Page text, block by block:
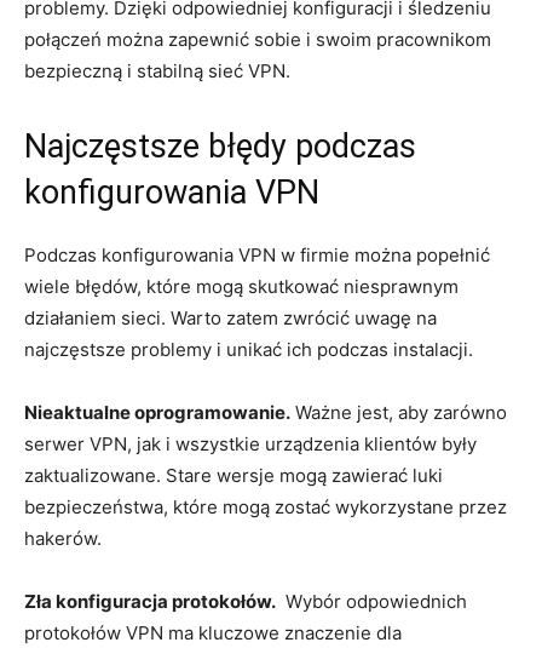
⁢problemy. Dzięki ⁢odpowiedniej konfiguracji ​i śledzeniu
połączeń można zapewnić​ sobie i swoim pracownikom
bezpieczną i stabilną sieć VPN.
Najczęstsze​ błędy podczas
konfigurowania VPN
Podczas konfigurowania VPN w firmie można popełnić‍
wiele błędów,⁢ które mogą skutkować niesprawnym
działaniem sieci. Warto zatem zwrócić uwagę na
najczęstsze problemy i unikać ich ​podczas ‍instalacji.
Nieaktualne ⁣oprogramowanie. Ważne jest, aby zarówno
serwer VPN, jak i wszystkie urządzenia klientów były
zaktualizowane. Stare wersje mogą zawierać luki
bezpieczeństwa, które ‌mogą zostać wykorzystane przez
hakerów.
Zła konfiguracja protokołów. ⁢ Wybór odpowiednich
protokołów VPN ma kluczowe znaczenie dla